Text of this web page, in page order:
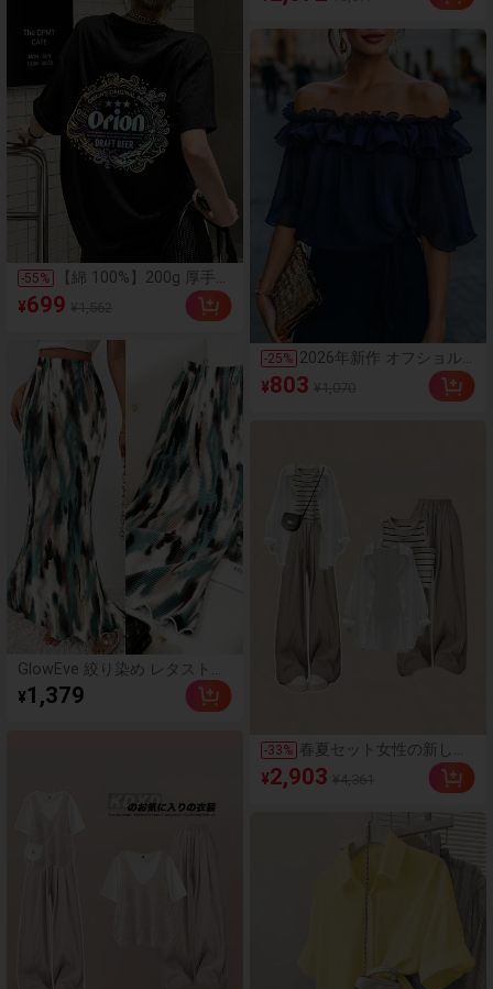
-55%
【綿 100%】200g 厚手半
袖 t シャツレディース 夏
服 y2k レインボーオリオ
ントトップス オーバーサ
イズてぃーしゃつ オフィ
スカジュアル おしゃれ旅
行用ブラック半袖トップ
¥699
GlowEve 絞り染め レタストリ
ム マキシ マーメイドヘムスカ
ート
¥1,379
ファッションカジュアル
-25% 2026年新作 オフショル
ダーブラウス、ネイビー
ブルー トップ、ダブルレ
サマー パーティー ビー
チ ウェディングゲスト、
フレンドリー
¥803
-33% 春夏セット女性の新しい
怠惰な風日焼け止めシャ
ツストライプベスト洋風
¥2,903